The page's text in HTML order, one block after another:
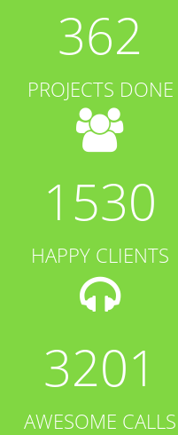
362
PROJECTS DONE
1530
HAPPY CLIENTS
3201
AWESOME CALLS